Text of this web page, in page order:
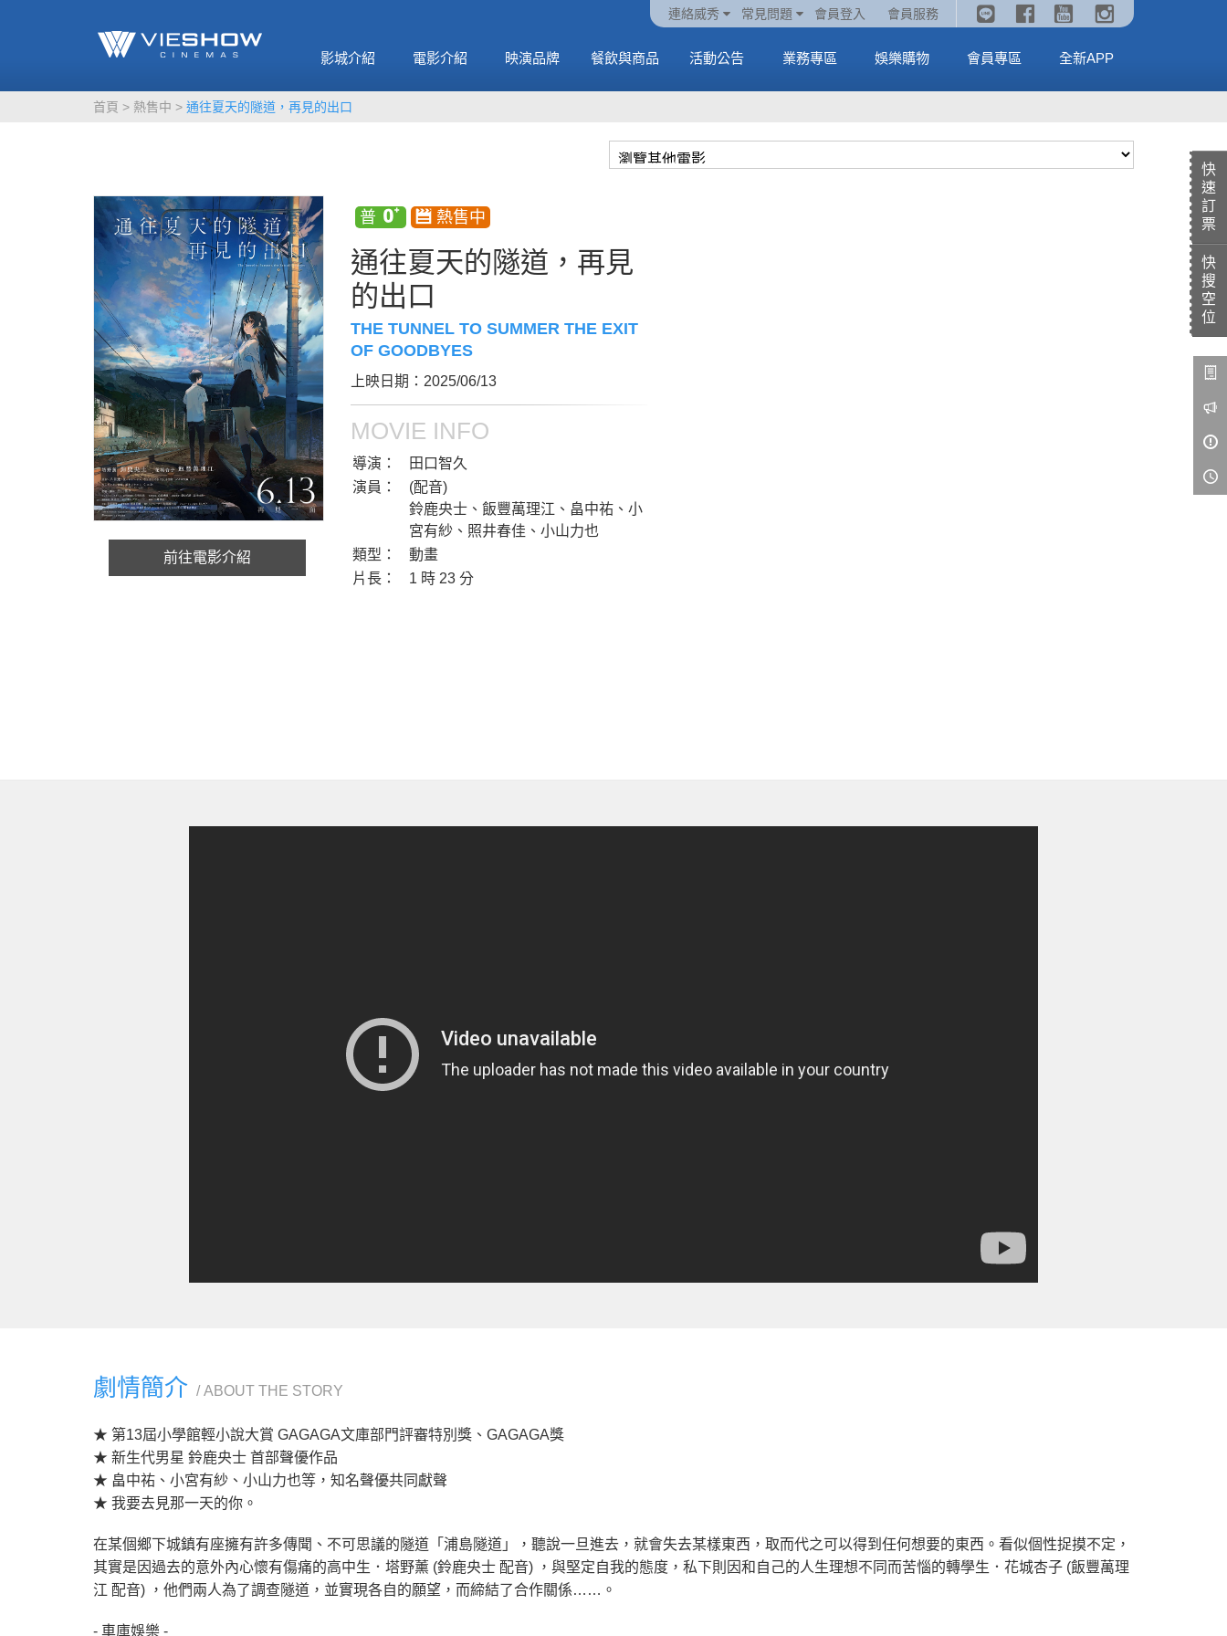
連絡威秀 常見問題 會員登入 會員服務
影城介紹 電影介紹
MORE MORE
火熱預售中《橡樹街
末日》
MORE
火熱預售中《汪汪隊立大功：恐龍大電影》
映演品牌 餐飲與商品
MORE MORE
🥤威秀獨家電影套餐
🥤全台熱賣中
MORE
《劇場版吉伊卡哇》🥤威秀獨家電影套餐🥤
全台熱賣中
MORE
活動公告 業務專區 娛樂購物 會員專區 全新APP
快
速
訂
票
快
搜
空
位
首頁 熱售中 通往夏天的隧道，再見的出口
前往電影介紹
通往夏天的隧道，再見
的出口
THE TUNNEL TO SUMMER THE EXIT
OF GOODBYES
上映日期：2025/06/13
MOVIE INFO
導演：
田口智久
演員：
(配音)
鈴鹿央士、飯豐萬理江、畠中祐、小
宮有紗、照井春佳、小山力也
類型：
動畫
片長：
1 時 23 分
劇情簡介 ABOUT THE STORY
★ 第13屆小學館輕小說大賞 GAGAGA文庫部門評審特別獎、GAGAGA獎
★ 新生代男星 鈴鹿央士 首部聲優作品
★ 畠中祐、小宮有紗、小山力也等，知名聲優共同獻聲
★ 我要去見那一天的你。
在某個鄉下城鎮有座擁有許多傳聞、不可思議的隧道「浦島隧道」，聽說一旦進去，就會失去某樣東西，取而代之可以得到任何想要的東西。看似個性捉摸不定，
其實是因過去的意外內心懷有傷痛的高中生．塔野薰 (鈴鹿央士 配音) ，與堅定自我的態度，私下則因和自己的人生理想不同而苦惱的轉學生．花城杏子 (飯豐萬理
江 配音) ，他們兩人為了調查隧道，並實現各自的願望，而締結了合作關係……。
- 車庫娛樂 -